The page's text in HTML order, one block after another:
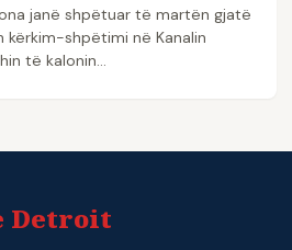
janë shpëtuar të martën gjatë
shpëtimi në Kanalin
të kalonin…
Detroit